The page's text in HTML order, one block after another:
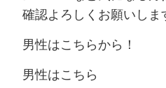
確認よろしくお願いしま
男性はこちらから！
男性はこちら